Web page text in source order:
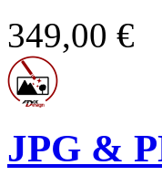
349,00 €
JPG &